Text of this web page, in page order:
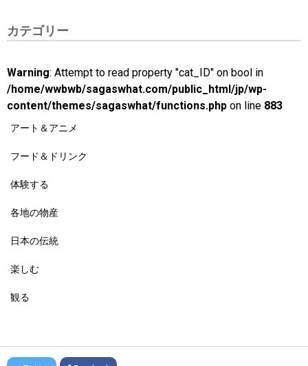
カテゴリー
Warning: Attempt to read property "cat_ID" on bool in
/home/wwbwb/sagaswhat.com/public_html/jp/wp-
content/themes/sagaswhat/functions.php on line 883
アート＆アニメ
フード＆ドリンク
体験する
各地の物産
日本の伝統
楽しむ
観る